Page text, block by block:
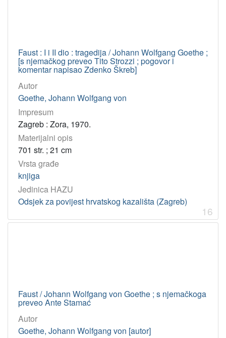
Faust : I i II dio : tragedija / Johann Wolfgang Goethe ;
[s njemačkog preveo Tito Strozzi ; pogovor i
komentar napisao Zdenko Škreb]
Autor
Goethe, Johann Wolfgang von
Impresum
Zagreb : Zora, 1970.
Materijalni opis
701 str. ; 21 cm
Vrsta građe
knjiga
Jedinica HAZU
Odsjek za povijest hrvatskog kazališta (Zagreb)
16
Faust / Johann Wolfgang von Goethe ; s njemačkoga
preveo Ante Stamać
Autor
Goethe, Johann Wolfgang von [autor]